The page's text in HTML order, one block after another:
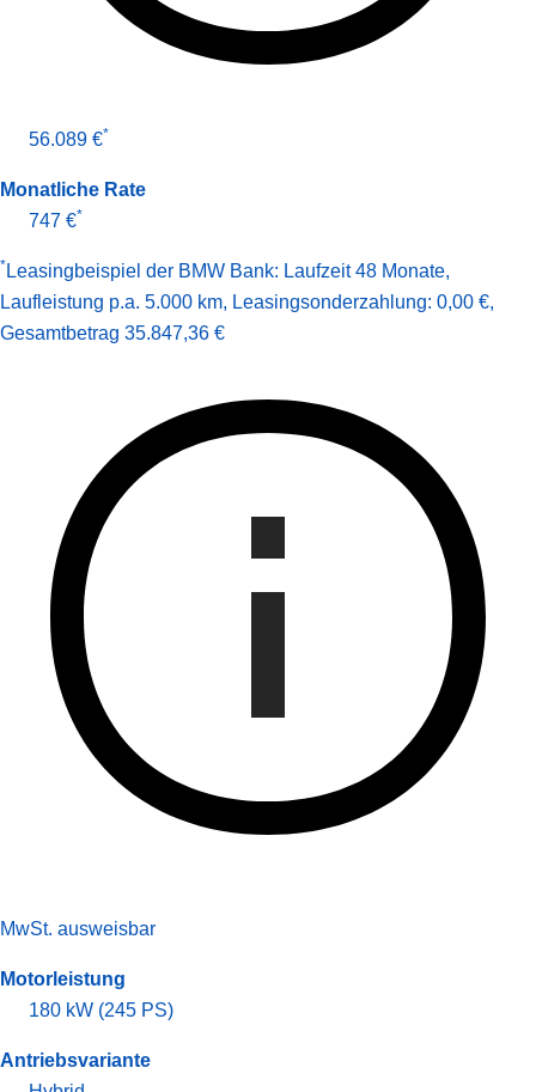
56.089 €*
Monatliche Rate
747 €*
* Leasingbeispiel der BMW Bank: Laufzeit 48 Monate,
Laufleistung p.a. 5.000 km, Leasingsonderzahlung: 0,00 €,
Gesamt­betrag 35.847,36 €
MwSt. ausweisbar
Motorleistung
180 kW (245 PS)
Antriebsvariante